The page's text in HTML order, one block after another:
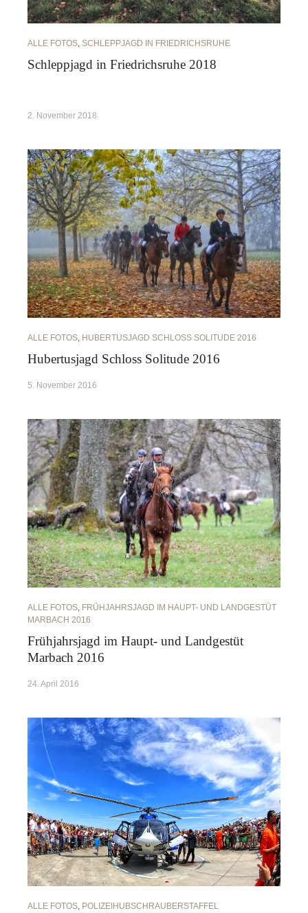
ALLE FOTOS, SCHLEPPJAGD IN FRIEDRICHSRUHE
Schleppjagd in Friedrichsruhe 2018
2. November 2018
ALLE FOTOS, HUBERTUSJAGD SCHLOSS SOLITUDE 2016
Hubertusjagd Schloss Solitude 2016
5. November 2016
ALLE FOTOS FRÜHJAHRSJAGD IM HAUPT- UND LANDGESTÜT
MARBACH 2016
Frühjahrsjagd im Haupt- und Landgestüt
Marbach 2016
24. April 2016
ALLE FOTOS, POLIZEIHUBSCHRAUBERSTAFFEL